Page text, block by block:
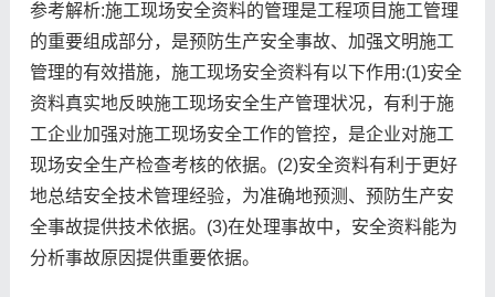
参考解析:施工现场安全资料的管理是工程项目施工管理
的重要组成部分，是预防生产安全事故、加强文明施工
管理的有效措施，施工现场安全资料有以下作用:(1)安全
资料真实地反映施工现场安全生产管理状况，有利于施
工企业加强对施工现场安全工作的管控，是企业对施工
现场安全生产检查考核的依据。(2)安全资料有利于更好
地总结安全技术管理经验，为准确地预测、预防生产安
全事故提供技术依据。(3)在处理事故中，安全资料能为
分析事故原因提供重要依据。